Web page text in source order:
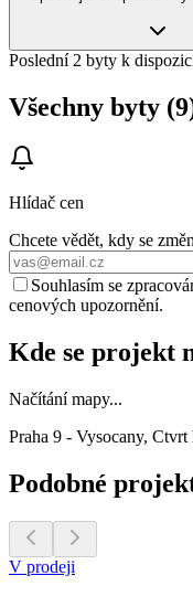
Poslední 2 byty k
Všechny byty
Hlídač cen
Chcete vědět, kdy se
Souhlasím se
cenových upozornění.
Kde se projekt
Načítání mapy...
Praha 9 - Vysocany,
Podobné
V prodeji